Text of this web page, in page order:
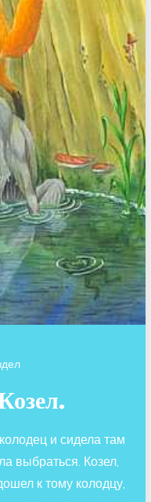
и сидела там
выбраться. Козел,
к тому колодцу,